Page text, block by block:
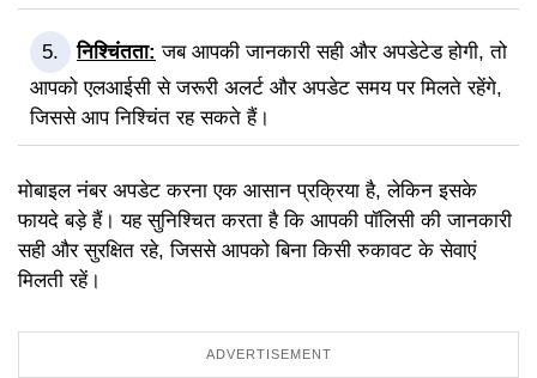
निश्चिंतता: जब आपकी जानकारी सही और अपडेटेड होगी, तो
आपको एलआईसी से जरूरी अलर्ट और अपडेट समय पर मिलते रहेंगे,
जिससे आप निश्चिंत रह सकते हैं।
मोबाइल नंबर अपडेट करना एक आसान प्रक्रिया है, लेकिन इसके
फायदे बड़े हैं। यह सुनिश्चित करता है कि आपकी पॉलिसी की जानकारी
सही और सुरक्षित रहे, जिससे आपको बिना किसी रुकावट के सेवाएं
मिलती रहें।
ADVERTISEMENT